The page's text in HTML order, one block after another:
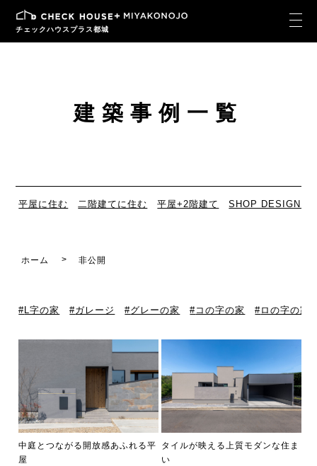
チェックハウスプラス都城
建築事例一覧
平屋に住む 二階建てに住む 平屋+2階建て SHOP DESIGN（
ホーム 非公開
L字の家 ガレージ グレーの家 コの字の家 ロの字の家
中庭とつながる開放感あふれる平
屋
タイルが映える上質モダンな住ま
い